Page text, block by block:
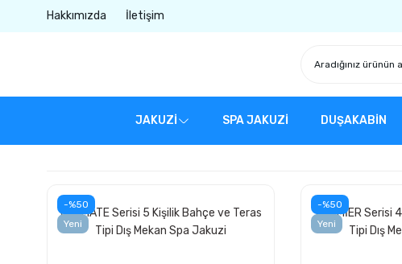
Hakkımızda İletişim
JAKUZİ SPA JAKUZİ DUŞAKABİN
-%50
Yeni
ULTIMATE Serisi 5 Kişilik Bahçe ve Teras
Tipi Dış Mekan Spa Jakuzi
-%50
Yeni
PREMİER Serisi
Tipi Dış